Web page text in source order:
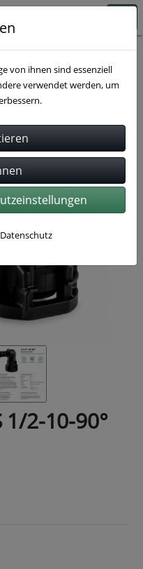
1/2-10-90°
von ihnen sind essenziell
verwendet werden, um
Datenschutz